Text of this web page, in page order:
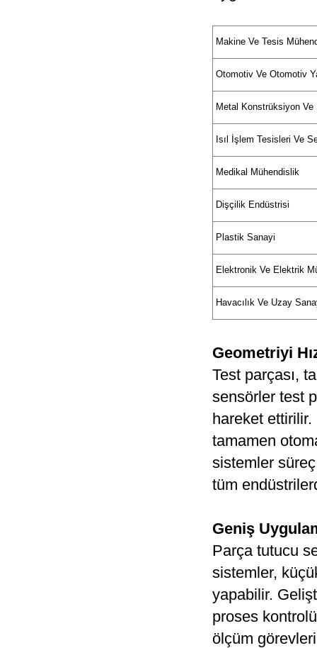
Makine Ve Tesis
Otomotiv Ve Otomotiv
Metal Konstrüksiyon
Isıl İşlem Tesisleri Ve
Medikal Mühendislik
Dişçilik Endüstrisi
Plastik Sanayi
Elektronik Ve Elektrik
Havacılık Ve Uzay
Geometriyi
Test parçası,
sensörler test
hareket ettirilir.
tamamen
sistemler
tüm
Geniş
Parça tutucu
sistemler,
yapabilir.
proses
ölçüm